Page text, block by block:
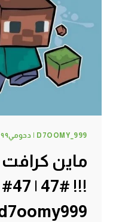
48#
:
D7OOMY_999 | دحومي٩٩٩
ماين